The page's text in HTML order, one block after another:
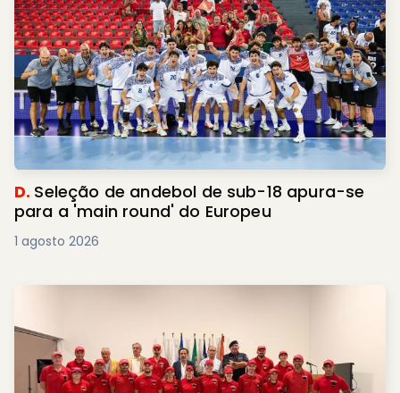
D. Seleção de andebol de sub-18 apura-se
para a 'main round' do Europeu
1 agosto 2026